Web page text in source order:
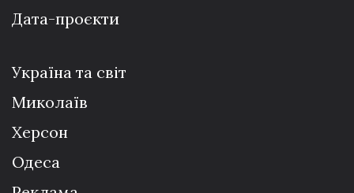
Дата-проєкти
Україна та світ
Миколаїв
Херсон
Одеса